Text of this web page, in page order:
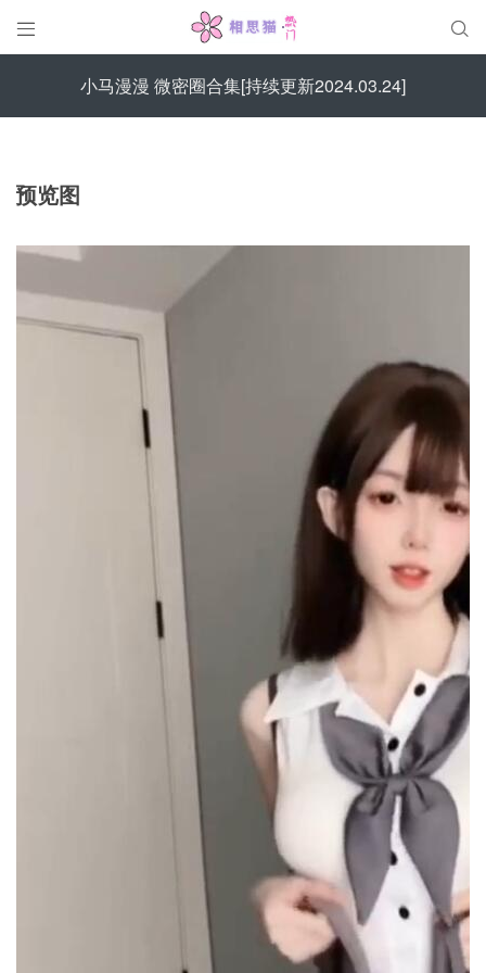
 
小马漫漫 微密圈合集[持续更新2024.03.24]
预览图